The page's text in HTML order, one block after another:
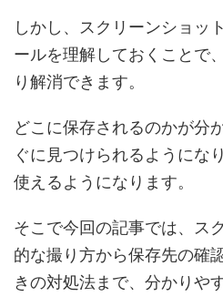
しかし、スクリーンショッ
ールを理解しておくことで
り解消できます。
どこに保存されるのかが分
ぐに見つけられるようにな
使えるようになります。
そこで今回の記事では、ス
的な撮り方から保存先の確
きの対処法まで、分かりや